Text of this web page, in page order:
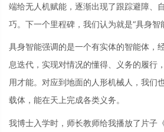
端给无人机赋能，逐渐出现了跟踪避障、
巧。下一个里程碑，我们认为就是“具身智
具身智能强调的是一个有实体的智能体，
息迭代，实现对情况的懂得、义务的履行
用才能。对应到地面的人形机械人，我们
载体，能在天上完成各类义务。
我博士入学时，师长教师给我播放了片子